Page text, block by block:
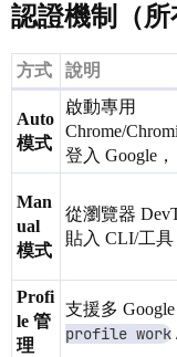
認證機制（所
方式 說明
Auto
模式
啟動專用
Chrome/
登入 Google
Man
ual
模式
從瀏覽器
貼入 CLI/工具
Profi
le 管
理
支援多
profile work